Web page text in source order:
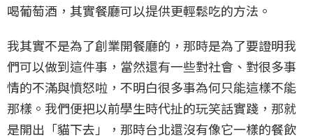
喝葡萄酒，其實餐廳可以提供更輕鬆吃的方法。
我其實不是為了創業開餐廳的，那時是為了要證明我
們可以做到這件事，當然還有一些對社會、對很多事
情的不滿與憤怒啦，不明白很多事為何只能這樣不能
那樣。我們便把以前學生時代扯的玩笑話實踐，那就
是開出「貓下去」，那時台北還沒有像它一樣的餐飲